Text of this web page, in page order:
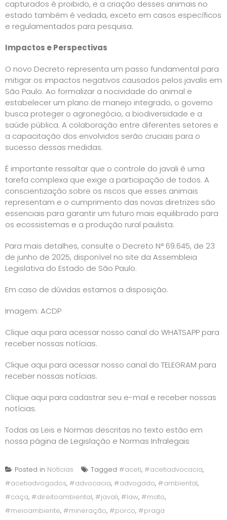
capturados é proibido, e a criação desses animais no
estado também é vedada, exceto em casos específicos
e regulamentados para pesquisa.
Impactos e Perspectivas
O novo Decreto representa um passo fundamental para
mitigar os impactos negativos causados pelos javalis em
São Paulo. Ao formalizar a nocividade do animal e
estabelecer um plano de manejo integrado, o governo
busca proteger o agronegócio, a biodiversidade e a
saúde pública. A colaboração entre diferentes setores e
a capacitação dos envolvidos serão cruciais para o
sucesso dessas medidas.
É importante ressaltar que o controle do javali é uma
tarefa complexa que exige a participação de todos. A
conscientização sobre os riscos que esses animais
representam e o cumprimento das novas diretrizes são
essenciais para garantir um futuro mais equilibrado para
os ecossistemas e a produção rural paulista.
Para mais detalhes, consulte o Decreto N° 69.645, de 23
de junho de 2025, disponível no site da Assembleia
Legislativa do Estado de São Paulo.
Em caso de dúvidas estamos a disposição.
Imagem: ACDP
Clique aqui para acessar nosso canal do WHATSAPP para
receber nossas notícias.
Clique aqui para acessar nosso canal do TELEGRAM para
receber nossas notícias.
Clique aqui para cadastrar seu e-mail e receber nossas
notícias.
Todas as Leis e Normas descritas no texto estão em
nossa página de Legislação e Normas Infralegais
Posted in Notícias Tagged #aceti, #acetiadvocacia,
#acetiadvogados, #advocacia, #advogado, #ambiental,
#caça, #direitoambiental, #javali, #law, #mato,
#meioambiente, #mineração, #porco, #praga